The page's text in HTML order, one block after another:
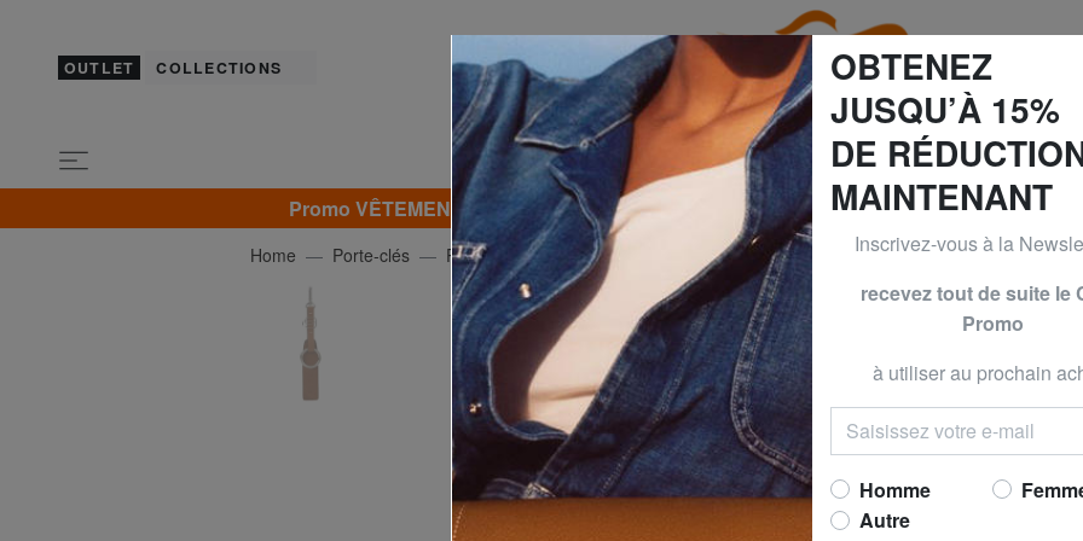
OUTLET COLLECTIONS
Promo VÊTEMENTS -30% | -40% | -50% & CALVIN KLEIN -40% | -50% | -60%
Home Porte-clés PIQUADRO
MUSE Porte-
Maintenant à
prix conseillé
Meilleur prix 30 derniers
OBTENEZ
JUSQU’À 15%
DE
MAINTENANT
Inscrivez-vous à la
recevez tout de suite le
Promo
à utiliser au prochain
Homme
Autre